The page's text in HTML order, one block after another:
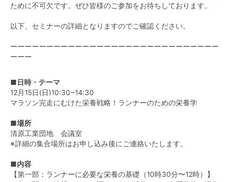
ために不可欠です。ぜひ皆様のご参加をお待ちしております。
以下、セミナーの詳細となりますのでご確認ください。
ーーーーーーーーーーーーーーーーーーーーーーーーーーーーー
ーーー
■日時・テーマ
12月15日(日)10:30~14:30
マラソン完走にむけた栄養戦略！ランナーのための栄養学
■場所
清原工業団地 会議室
※詳細の集合場所はお申し込み後にご連絡いたします。
■内容
【第一部：ランナーに必要な栄養の基礎（10時30分〜12時）】